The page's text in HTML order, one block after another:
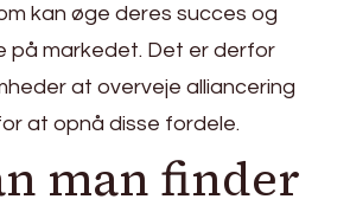
kan øge deres succes og
på markedet. Det er derfor
at overveje alliancering
at opnå disse fordele.
man finder